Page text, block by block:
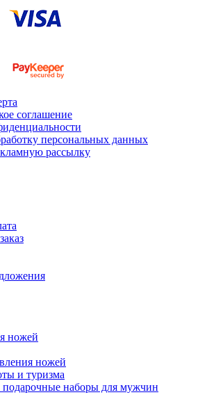
соглашение
персональных данных
рассылку
ножей
ножей
и туризма
наборы для мужчин